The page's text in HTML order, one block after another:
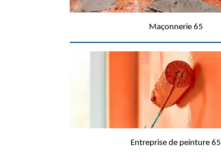
Maçonnerie 65
Entreprise de peinture 65